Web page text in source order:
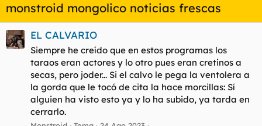
monstroid mongolico noticias frescas
EL CALVARIO
Siempre he creído que en estos programas los
taraos eran actores y lo otro pues eran cretinos a
secas, pero joder... Si el calvo le pega la ventolera a
la gorda que le tocó de cita la hace morcillas: Sí
alguien ha visto esto ya y lo ha subido, ya tarda en
cerrarlo.